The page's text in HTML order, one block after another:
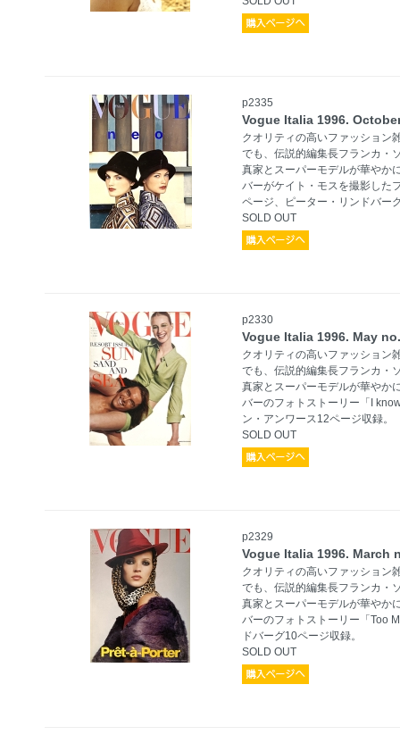
p2335
Vogue Italia 1996.
クオリティの高いファッション
でも、伝説的編集長フランカ・
真家とスーパーモデルが華やか
バーがケイト・モスを撮影した
ページ、ピーター・リンドバー
SOLD OUT
p2330
Vogue Italia 1996. May
クオリティの高いファッション
でも、伝説的編集長フランカ・
真家とスーパーモデルが華やか
バーのフォトストーリー「I
ン・アンワース12ページ収録。
SOLD OUT
p2329
Vogue Italia 1996. March
クオリティの高いファッション
でも、伝説的編集長フランカ・
真家とスーパーモデルが華やか
バーのフォトストーリー「Too
ドバーグ10ページ収録。
SOLD OUT